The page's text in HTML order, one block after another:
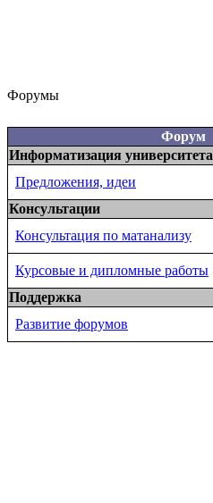
Форумы
Форум
Информатизация университета
Предложения, идеи
Консультации
Консультация по матанализу
Курсовые и дипломные работы
Поддержка
Развитие форумов